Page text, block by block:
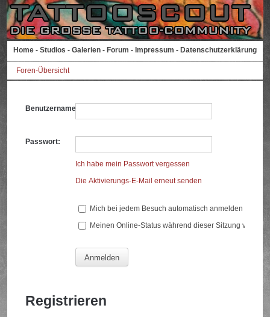
Home - Studios - Galerien - Forum - Impressum - Datenschutzerklärung
Foren-Übersicht
Benutzername:
Passwort:
Ich habe mein Passwort vergessen
Die Aktivierungs-E-Mail erneut senden
Mich bei jedem Besuch automatisch anmelden
Meinen Online-Status während dieser Sitzung
Registrieren